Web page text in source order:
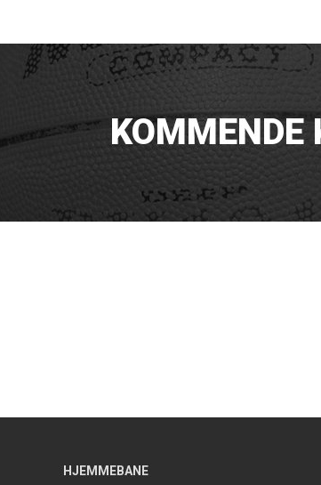
KOMMENDE
HJEMMEBANE